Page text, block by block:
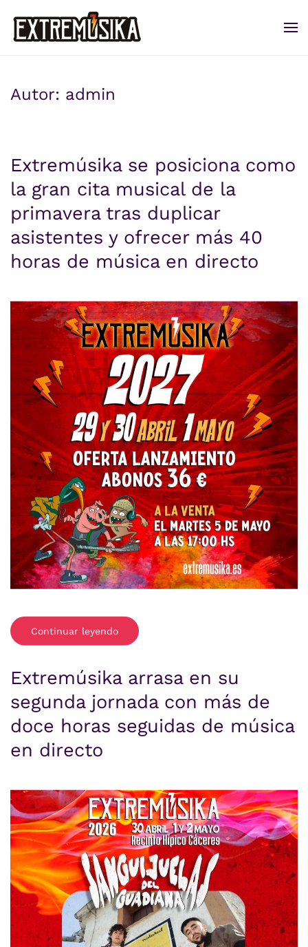
Ir al contenido principal
Autor: admin
Extremúsika se posiciona como
la gran cita musical de la
primavera tras duplicar
asistentes y ofrecer más 40
horas de música en directo
Continuar leyendo
Extremúsika arrasa en su
segunda jornada con más de
doce horas seguidas de música
en directo